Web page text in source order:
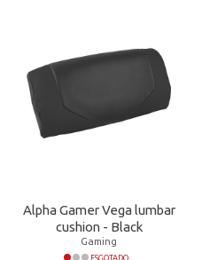
Alpha Gamer Vega lumbar
cushion - Black
Gaming